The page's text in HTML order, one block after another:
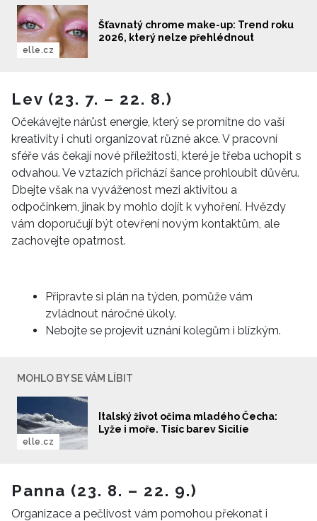
Šťavnatý chrome make-up: Trend roku
2026, který nelze přehlédnout
elle.cz
Lev (23. 7. – 22. 8.)
Očekávejte nárůst energie, který se promítne do vaší
kreativity i chuti organizovat různé akce. V pracovní
sféře vás čekají nové příležitosti, které je třeba uchopit s
odvahou. Ve vztazích přichází šance prohloubit důvěru.
Dbejte však na vyváženost mezi aktivitou a
odpočinkem, jinak by mohlo dojít k vyhoření. Hvězdy
vám doporučují být otevření novým kontaktům, ale
zachovejte opatrnost.
Připravte si plán na týden, pomůže vám
zvládnout náročné úkoly.
Nebojte se projevit uznání kolegům i blízkým.
MOHLO BY SE VÁM LÍBIT
Italský život očima mladého Čecha:
Lyže i moře. Tisíc barev Sicilíe
elle.cz
Panna (23. 8. – 22. 9.)
Organizace a pečlivost vám pomohou překonat i